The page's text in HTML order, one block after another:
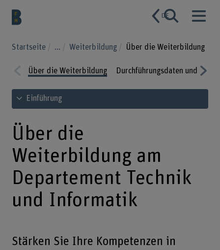
DE
Startseite ... Weiterbildung Über die Weiterbildung
Prev
ious
Über die Weiterbildung Durchführungsdaten und Preise
Nex
t
Inhaltsverzeichnis ansehen
Einführung
Über die
Weiterbildung am
Departement Technik
und Informatik
Stärken Sie Ihre Kompetenzen in